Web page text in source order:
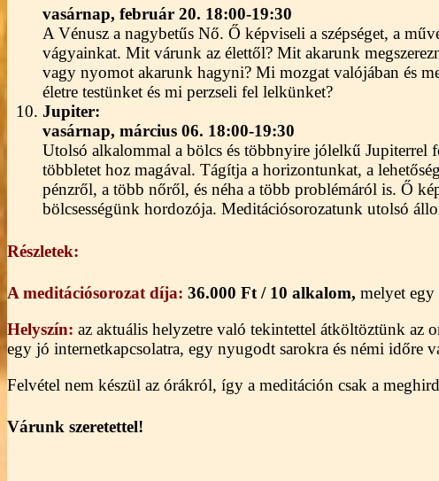
vasárnap, február 20. 18:00-19:30
A Vénusz a nagybetűs Nő. Ő képviseli a szépséget, a
vágyainkat. Mit várunk az élettől? Mit akarunk
vagy nyomot akarunk hagyni? Mi mozgat valójában és
életre testünket és mi perzseli fel lelkünket?
Jupiter:
vasárnap, március 06. 18:00-19:30
Utolsó alkalommal a bölcs és többnyire jólelkű
többletet hoz magával. Tágítja a horizontunkat, a
pénzről, a több nőről, és néha a több problémáról is. Ő
bölcsességünk hordozója. Meditációsorozatunk utolsó
Részletek:
A meditációsorozat díja: 36.000 Ft / 10 alkalom, melyet egy
Helyszín: az aktuális helyzetre való tekintettel átköltöztünk az
egy jó internetkapcsolatra, egy nyugodt sarokra és némi időre
Felvétel nem készül az órákról, így a meditáción csak a
Várunk szeretettel!